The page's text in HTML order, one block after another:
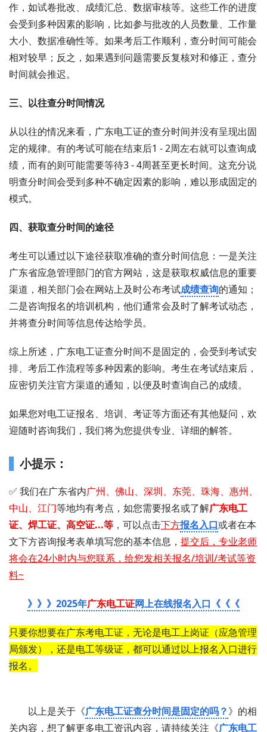
作，如试卷批改、成绩汇总、数据审核等。这些工作的进度
会受到多种因素的影响，比如参与批改的人员数量、工作量
大小、数据准确性等。如果考后工作顺利，查分时间可能会
相对较早；反之，如果遇到问题需要反复核对和修正，查分
时间就会推迟。
三、以往查分时间情况
从以往的情况来看，广东电工证的查分时间并没有呈现出固
定的规律。有的考试可能在结束后1 - 2周左右就可以查询成
绩，而有的则可能需要等待3 - 4周甚至更长时间。这充分说
明查分时间会受到多种不确定因素的影响，难以形成固定的
模式。
四、获取查分时间的途径
考生可以通过以下途径获取准确的查分时间信息：一是关注
广东省应急管理部门的官方网站，这是获取权威信息的重要
渠道，相关部门会在网站上及时公布考试成绩查询的通知；
二是咨询报名的培训机构，他们通常会及时了解考试动态，
并将查分时间等信息传达给学员。
综上所述，广东电工证查分时间不是固定的，会受到考试安
排、考后工作流程等多种因素的影响。考生在考试结束后，
应密切关注官方渠道的通知，以便及时查询自己的成绩。
如果您对电工证报名、培训、考证等方面还有其他疑问，欢
迎随时咨询我们，我们将为您提供专业、详细的解答。
小提示：
✅ 我们在广东省内广州、佛山、深圳、东莞、珠海、惠州、
中山、江门等地均有考点，如您需要 报名或了解广东电工
证 、 焊工证 、 高空证...等 ，可以点击下方报名入口或者在本
文下方咨询报考表单填写您的基本信息 ， 提交后，专业老师
将会在24小时内与您联系，给您发相关报名/培训/考试等资
料~
》》》2025年广东电工证网上在线报名入口《《《
只要你想要在广东考电工证，无论是电工上岗证（应急管理
局颁发），还是电工等级证，都可以通过以上报名入口进行
报名。
以上是关于《广东电工证查分时间是固定的吗？》的相
关内容，想了解更多电工资讯内容，请持续关注《广东电工